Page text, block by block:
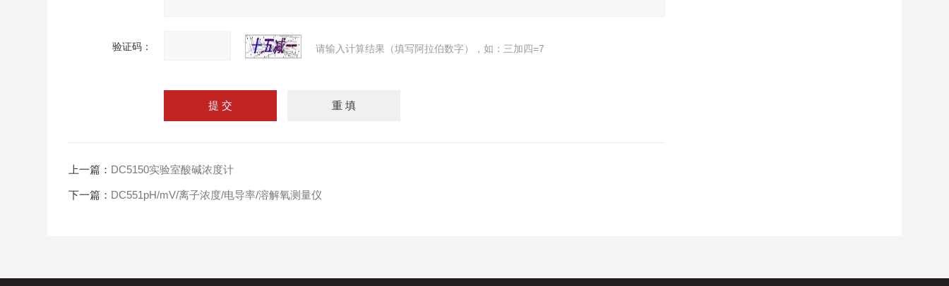
验证码： 请输入计算结果（填写阿拉伯数字），如：三加四=7
上一篇： DC5150实验室酸碱浓度计
下一篇： DC551pH/mV/离子浓度/电导率/溶解氧测量仪